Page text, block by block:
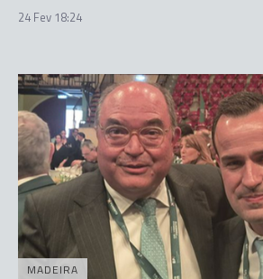
24 Fev 18:24
MADEIRA